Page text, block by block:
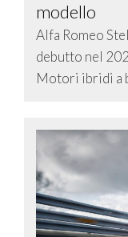
modello
Alfa Romeo
debutto nel
Motori ibridi a